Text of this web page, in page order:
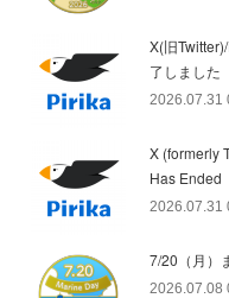
X(旧
了しました
2026.07.31
X (formerly
Has Ended
2026.07.31
7/20（月）
2026.07.08